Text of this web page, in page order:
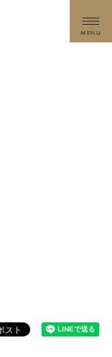
MENU